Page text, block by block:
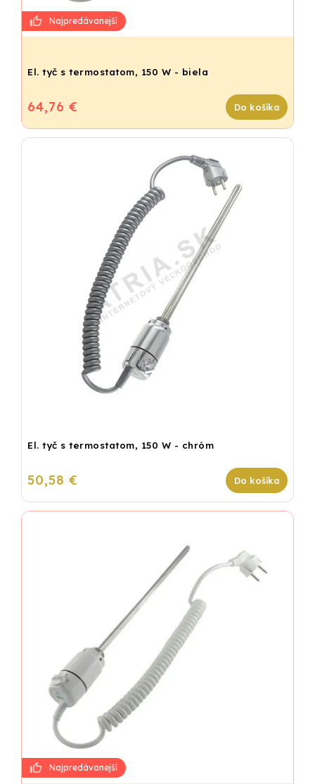
El. tyč s termostatom, 150 W - biela
64,76 € Do košíka
El. tyč s termostatom, 150 W - chróm
50,58 € Do košíka